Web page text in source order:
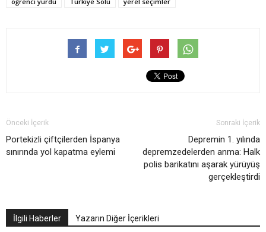
Önceki İçerik
Portekizli çiftçilerden İspanya
sınırında yol kapatma eylemi
Sonraki İçerik
Depremin 1. yılında
depremzedelerden anma: Halk
polis barikatını aşarak yürüyüş
gerçekleştirdi
İlgili Haberler Yazarın Diğer İçerikleri